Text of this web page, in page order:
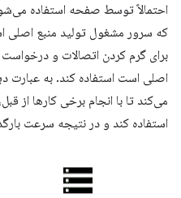
احتمالاً توسط صفحه استفاده
که سرور مشغول تولید منبع اصلی
برای گرم کردن اتصالات و
اصلی است استفاده کند. به عبارت
می‌کند تا با انجام برخی کارها از
استفاده کند و در نتیجه سرعت